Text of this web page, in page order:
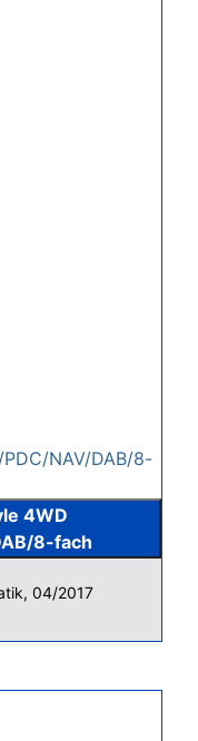
4WD
8-fach
04/2017